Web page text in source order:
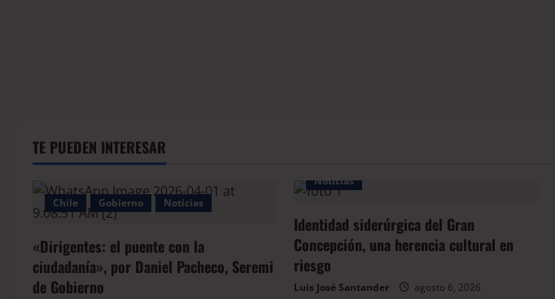
TE PUEDEN INTERESAR
Chile Gobierno Noticias
«Dirigentes: el puente con la
ciudadanía», por Daniel Pacheco, Seremi
de Gobierno
Noticias
Identidad siderúrgica del Gran
Concepción, una herencia cultural en
riesgo
Luis José Santander agosto 6, 2026